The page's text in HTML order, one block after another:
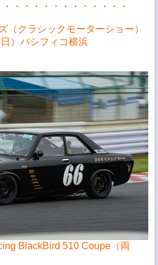
・・・・・・・・・・・・
クラシックモーターショー）
）パシフィコ横浜
BlackBird 510 Coupe（両